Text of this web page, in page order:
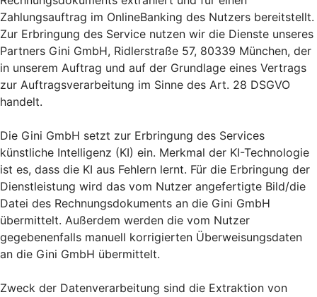
Zahlungsauftrag im OnlineBanking des Nutzers bereitstellt.
Zur Erbringung des Service nutzen wir die Dienste unseres
Partners Gini GmbH, Ridlerstraße 57, 80339 München, der
in unserem Auftrag und auf der Grundlage eines Vertrags
zur Auftragsverarbeitung im Sinne des Art. 28 DSGVO
handelt.
Die Gini GmbH setzt zur Erbringung des Services
künstliche Intelligenz (KI) ein. Merkmal der KI-Technologie
ist es, dass die KI aus Fehlern lernt. Für die Erbringung der
Dienstleistung wird das vom Nutzer angefertigte Bild/die
Datei des Rechnungsdokuments an die Gini GmbH
übermittelt. Außerdem werden die vom Nutzer
gegebenenfalls manuell korrigierten Überweisungsdaten
an die Gini GmbH übermittelt.
Zweck der Datenverarbeitung sind die Extraktion von